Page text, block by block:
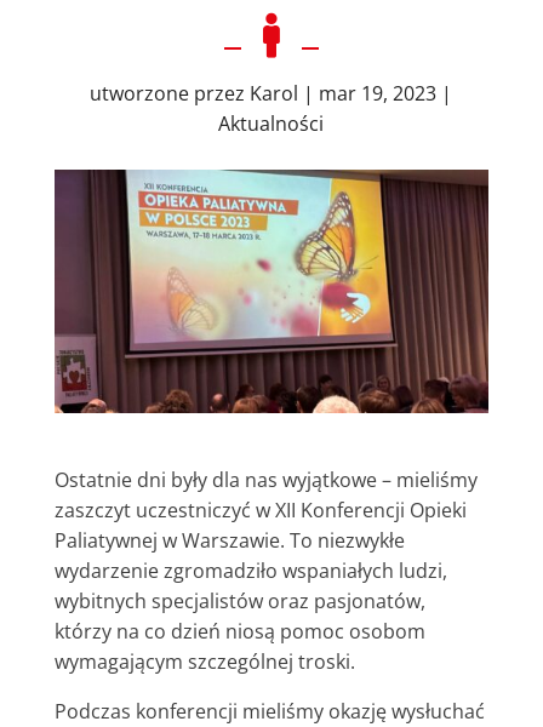

utworzone przez Karol | mar 19, 2023 |
Aktualności
Ostatnie dni były dla nas wyjątkowe – mieliśmy
zaszczyt uczestniczyć w XII Konferencji Opieki
Paliatywnej w Warszawie. To niezwykłe
wydarzenie zgromadziło wspaniałych ludzi,
wybitnych specjalistów oraz pasjonatów,
którzy na co dzień niosą pomoc osobom
wymagającym szczególnej troski.
Podczas konferencji mieliśmy okazję wysłuchać